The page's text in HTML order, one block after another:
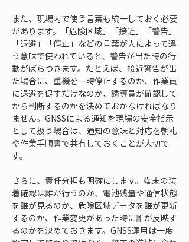
また、現場内で使う言葉も統一しておく必要
があります。「危険区域」「接近」「警告」
「退避」「停止」などの言葉が人によって違
う意味で使われていると、警告が出た時の行
動がばらつきます。たとえば、接近警告が出
た場合に、重機を一時停止するのか、作業員
に退避を促すだけなのか、誘導員が確認して
から判断するのかを決めておかなければなり
ません。GNSSによる通知を現場の安全指示
として扱う場合は、通知の意味と対応を朝礼
や作業手順書で共有しておくことが大切で
す。
さらに、責任分担も明確にします。端末の装
着確認は誰が行うのか、電池残量や通信状態
を誰が見るのか、危険区域データを誰が更新
するのか、作業変更があった時に誰が反映す
るのかを決めておきます。GNSS運用は一度